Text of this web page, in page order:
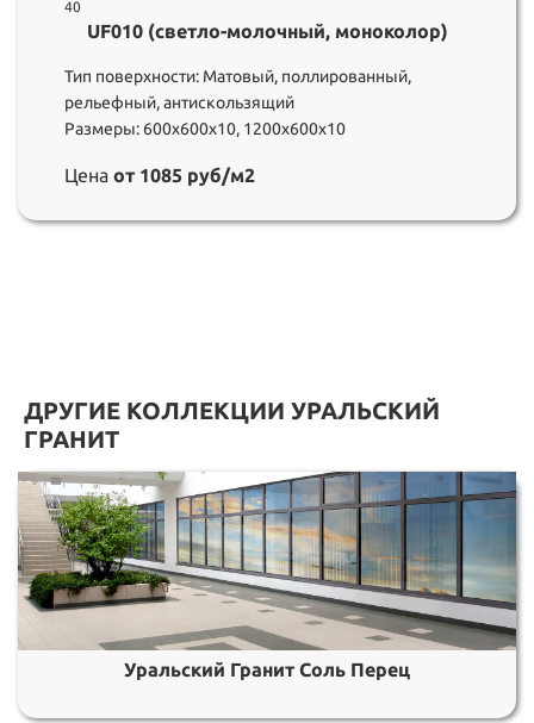
40
UF010 (светло-молочный, моноколор)
Тип поверхности: Матовый, поллированный,
рельефный, антискользящий
Размеры: 600х600х10, 1200х600х10
Цена от 1085 руб/м2
ДРУГИЕ КОЛЛЕКЦИИ УРАЛЬСКИЙ
ГРАНИТ
Уральский Гранит Соль Перец